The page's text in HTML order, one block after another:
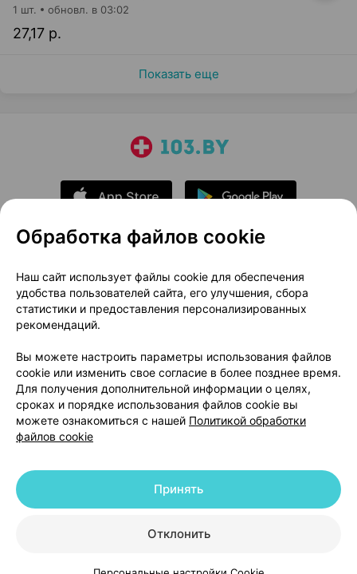
27,17 р.
1 шт. обновл. в 03:02
Показать еще
О проекте
Новости проекта
Размещение рекламы
Медицинский маркетинг
Публичный договор
Доставка
Способы оплаты
Вакансии
Партнеры
Написать руководителю 103.by
Написать в поддержку
Персональные настройки Cookie
© 2026 ООО «Артокс Лаб», УНП 191700409 | 220012, Республика Беларусь,
+375 291212755
Обработка файлов cookie
Наш сайт использует файлы cookie для обеспечения
удобства пользователей сайта, его улучшения, сбора
статистики и предоставления персонализированных
рекомендаций.
Вы можете настроить параметры использования файлов
cookie или изменить свое согласие в более позднее время.
Для получения дополнительной информации о целях,
сроках и порядке использования файлов cookie вы
можете ознакомиться с нашей Политикой обработки
файлов cookie
Отклонить
Принять